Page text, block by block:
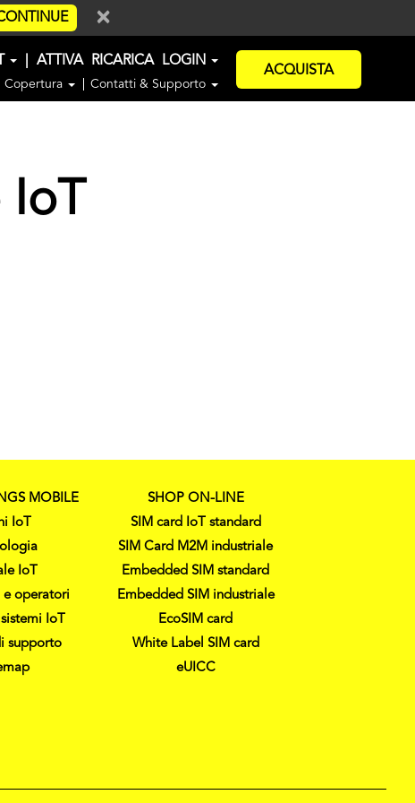
×
ATTIVA RICARICA LOGIN
Copertura Contatti & Supporto
ACQUISTA
MOBILE
IoT
IoT
e operatori
IoT
supporto
SHOP ON-LINE
SIM card IoT standard
SIM Card M2M industriale
Embedded SIM standard
Embedded SIM industriale
EcoSIM card
White Label SIM card
eUICC